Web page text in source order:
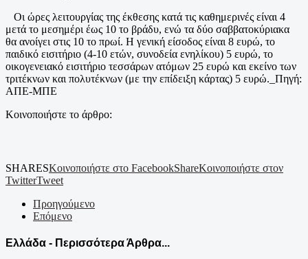
Οι ώρες λειτουργίας της έκθεσης κατά τις καθημερινές είναι 4
μετά το μεσημέρι έως 10 το βράδυ, ενώ τα δύο σαββατοκύριακα
θα ανοίγει στις 10 το πρωί. Η γενική είσοδος είναι 8 ευρώ, το
παιδικό εισιτήριο (4-10 ετών, συνοδεία ενηλίκου) 5 ευρώ, το
οικογενειακό εισιτήριο τεσσάρων ατόμων 25 ευρώ και εκείνο των
τριτέκνων και πολυτέκνων (με την επίδειξη κάρτας) 5 ευρώ._Πηγή:
ΑΠΕ-ΜΠΕ
Κοινοποιήστε το άρθρο:
SHARESΚοινοποιήστε στο FacebookShareΚοινοποιήστε στον
TwitterTweet
Προηγούμενο
Επόμενο
Ελλάδα - Περισσότερα Άρθρα...